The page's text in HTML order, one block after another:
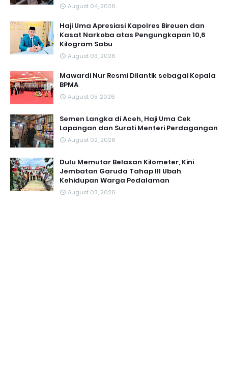
August 04, 2026
Haji Uma Apresiasi Kapolres Bireuen dan
Kasat Narkoba atas Pengungkapan 10,6
Kilogram Sabu
August 03, 2026
Mawardi Nur Resmi Dilantik sebagai Kepala
BPMA
August 05, 2026
Semen Langka di Aceh, Haji Uma Cek
Lapangan dan Surati Menteri Perdagangan
August 02, 2026
Dulu Memutar Belasan Kilometer, Kini
Jembatan Garuda Tahap III Ubah
Kehidupan Warga Pedalaman ‎
August 03, 2026